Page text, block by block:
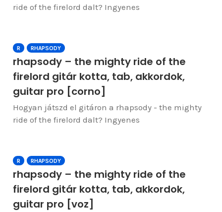
ride of the firelord dalt? Ingyenes
R RHAPSODY
rhapsody – the mighty ride of the
firelord gitár kotta, tab, akkordok,
guitar pro [corno]
Hogyan játszd el gitáron a rhapsody - the mighty
ride of the firelord dalt? Ingyenes
R RHAPSODY
rhapsody – the mighty ride of the
firelord gitár kotta, tab, akkordok,
guitar pro [voz]